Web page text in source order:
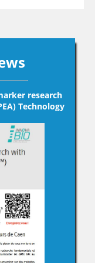
research
Technology